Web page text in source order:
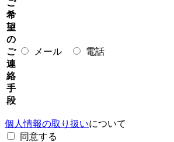
ご
希
望
の
ご
連
絡
手
段
メール 電話
個人情報の取り扱いについて
同意する